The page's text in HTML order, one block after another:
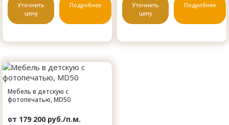
Уточнить
цену
Подробнее
Уточнить
цену
Подробнее
Мебель в детскую с
фотопечатью, MD50
от 179 200 руб./п.м.